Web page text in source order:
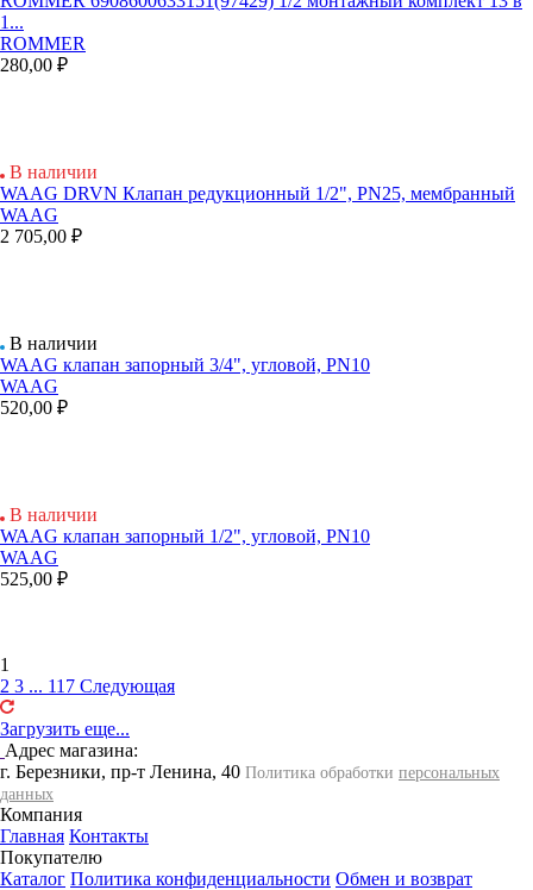
1...
ROMMER
280,00 ₽
В наличии
WAAG DRVN Клапан редукционный 1/2", PN25, мембранный
WAAG
2 705,00 ₽
В наличии
WAAG клапан запорный 3/4", угловой, PN10
WAAG
520,00 ₽
В наличии
WAAG клапан запорный 1/2", угловой, PN10
WAAG
525,00 ₽
1
2 3 ... 117 Следующая
Загрузить еще...
Адрес магазина:
г. Березники, пр-т Ленина, 40 Политика обработки персональных
данных
Компания
Главная Контакты
Покупателю
Каталог Политика конфиденциальности Обмен и возврат